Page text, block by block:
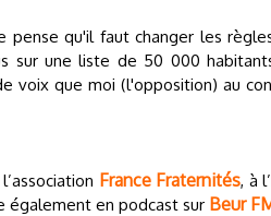
pense qu'il faut changer les
sur une liste de 50 000
voix que moi (l'opposition) au
France Fraternités, à
également en podcast sur Beur